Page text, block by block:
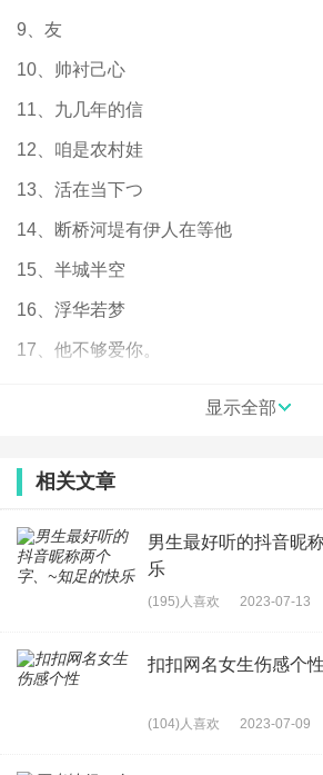
9、友
10、帅衬己心
11、九几年的信
12、咱是农村娃
13、活在当下つ
14、断桥河堤有伊人在等他
15、半城半空
16、浮华若梦ゞ
17、他不够爱你。
20、潮流肆虐青春
22、忆悲凉
23、超级大脸盆
25、感慨时光
显示全部
相关文章
男生最好听的抖音昵
乐
(195)人喜欢 2023-07-13
扣扣网名女生伤感个性
(104)人喜欢 2023-07-09